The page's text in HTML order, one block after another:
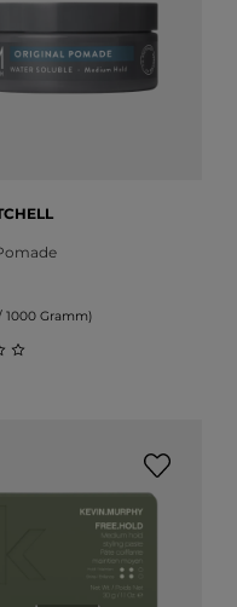
1000 Gramm)